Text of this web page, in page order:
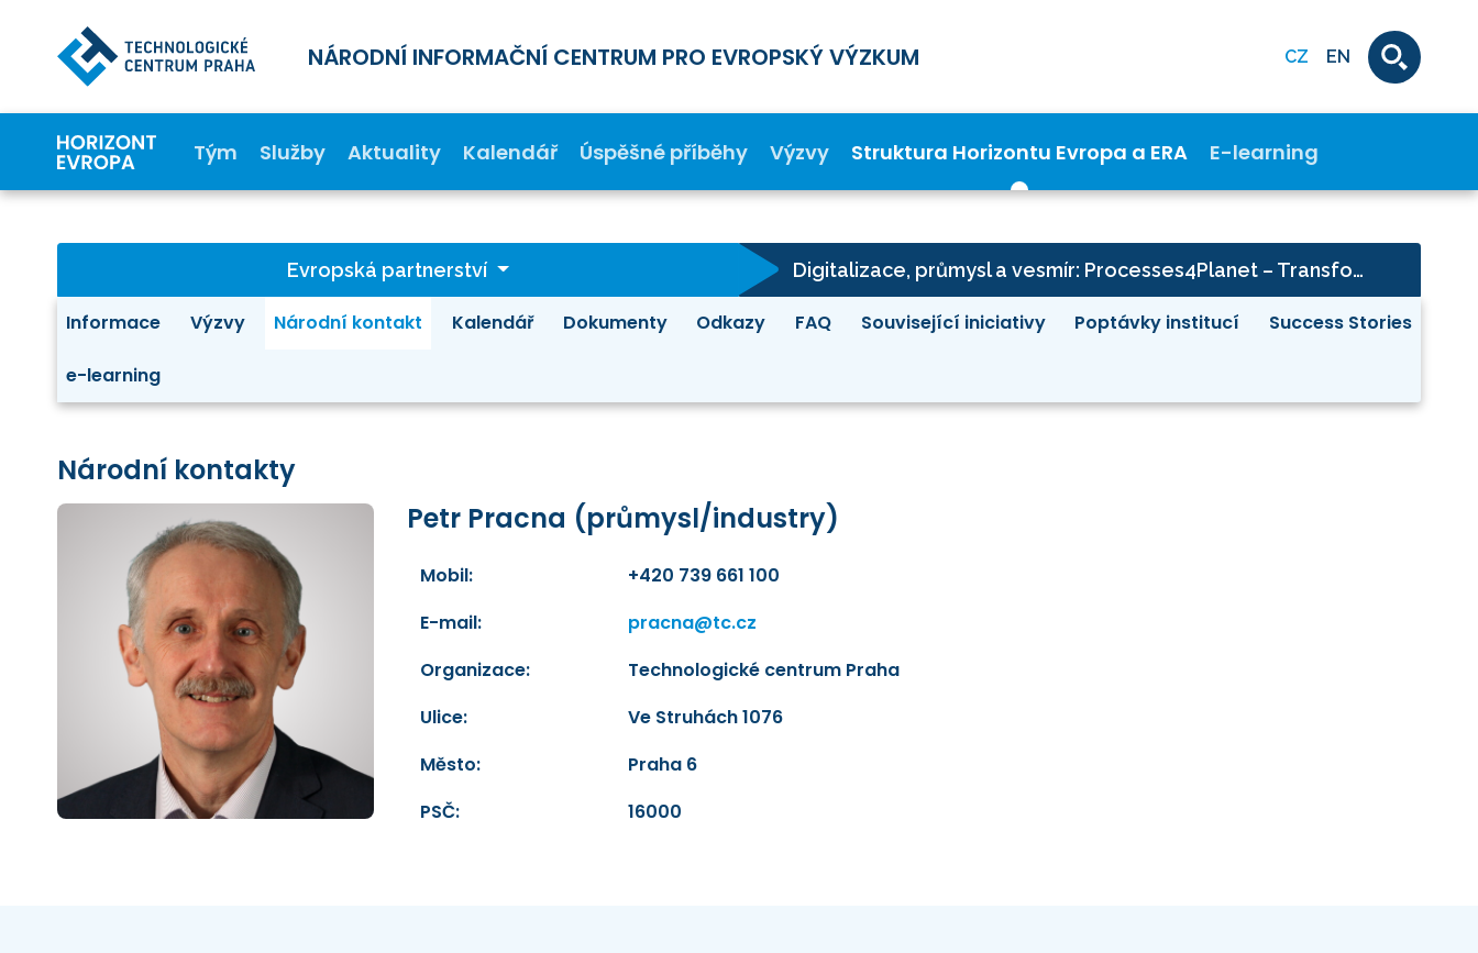
NÁRODNÍ INFORMAČNÍ CENTRUM PRO EVROPSKÝ VÝZKUM CZ EN
Tým Služby Aktuality Kalendář Úspěšné příběhy Výzvy Struktura Horizontu Evropa a ERA E-learning
Evropská partnerství Digitalizace, průmysl a vesmír: Processes4Planet – Transforming the European Process Industry for a sustainable society
Informace Výzvy Národní kontakt Kalendář Dokumenty Odkazy FAQ Související iniciativy Poptávky institucí Success Stories
e-learning
Národní kontakty
Petr Pracna (průmysl/industry)
Mobil:
+420 739 661 100
E-mail:
pracna@tc.cz
Organizace:
Technologické centrum Praha
Ulice:
Ve Struhách 1076
Město:
Praha 6
PSČ:
16000